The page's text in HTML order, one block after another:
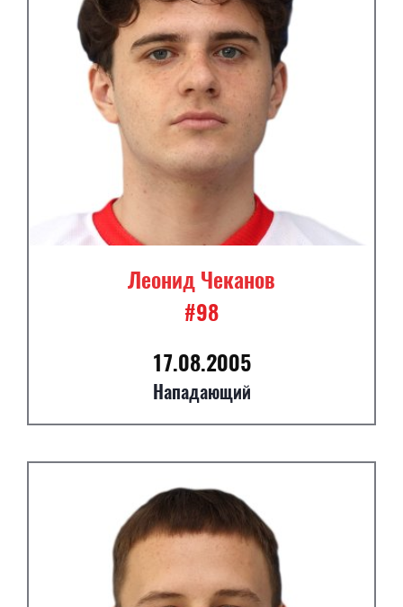
Леонид Чеканов
#98
17.08.2005
Нападающий